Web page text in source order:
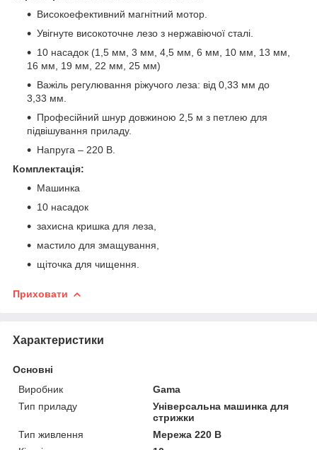
Високоефективний магнітний мотор.
Увігнуте високоточне лезо з нержавіючої сталі.
10 насадок (1,5 мм, 3 мм, 4,5 мм, 6 мм, 10 мм, 13 мм,
16 мм, 19 мм, 22 мм, 25 мм)
Важіль регулювання ріжучого леза: від 0,33 мм до
3,33 мм.
Професійний шнур довжиною 2,5 м з петлею для
підвішування приладу.
Напруга – 220 В.
Комплектація:
Машинка
10 насадок
захисна кришка для леза,
мастило для змащування,
щіточка для чищення.
Приховати
Характеристики
Основні
Виробник
Gama
Тип приладу
Універсальна машинка для
стрижки
Тип живлення
Мережа 220 В